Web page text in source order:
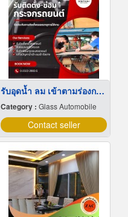
รับอุดน้ำ ลม เข้าตามร่องกระจกรถยนต์
Category : Glass Automobile
Contact seller